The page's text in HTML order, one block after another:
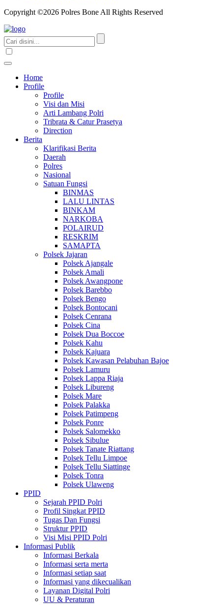
Copyright ©2026 Polres Bone All Rights Reserved
Home
Profile
Profile
Visi dan Misi
Arti Lambang Polri
Tribrata & Catur Prasetya
Direction
Berita
Klarifikasi Berita
Daerah
Polres
Nasional
Satuan Fungsi
BINMAS
LALU LINTAS
BINKAM
NARKOBA
POLAIRUD
RESKRIM
SAMAPTA
Polsek Jajaran
Polsek Ajangale
Polsek Amali
Polsek Awangpone
Polsek Barebbo
Polsek Bengo
Polsek Bontocani
Polsek Cenrana
Polsek Cina
Polsek Dua Boccoe
Polsek Kahu
Polsek Kajuara
Polsek Kawasan Pelabuhan Bajoe
Polsek Lamuru
Polsek Lappa Riaja
Polsek Libureng
Polsek Mare
Polsek Palakka
Polsek Patimpeng
Polsek Ponre
Polsek Salomekko
Polsek Sibulue
Polsek Tanate Riattang
Polsek Tellu Limpoe
Polsek Tellu Siattinge
Polsek Tonra
Polsek Ulaweng
PPID
Sejarah PPID Polri
Profil Singkat PPID
Tugas Dan Fungsi
Struktur PPID
Visi Misi PPID Polri
Informasi Publik
Informasi Berkala
Informasi serta merta
Informasi setiap saat
Informasi yang dikecualikan
Layanan Digital Polri
UU & Peraturan